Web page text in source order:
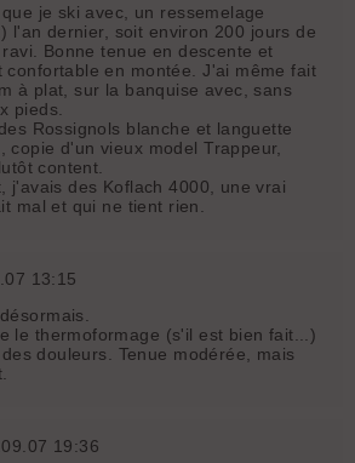
je ski avec, un ressemelage
l'an dernier, soit environ 200 jours de
Bonne tenue en descente et
confortable en montée. J'ai même fait
à plat, sur la banquise avec, sans
pieds.
Rossignols blanche et languette
copie d'un vieux model Trappeur,
content.
j'avais des Koflach 4000, une vrai
mal et qui ne tient rien.
13:15
le thermoformage (s'il est bien fait...)
douleurs. Tenue modérée, mais
19:36